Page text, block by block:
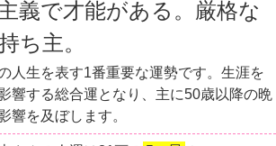
義で才能がある。厳格な
ち主。
人生を表す1番重要な運勢です。生涯を
響する総合運となり、主に50歳以降の晩
響を及ぼします。